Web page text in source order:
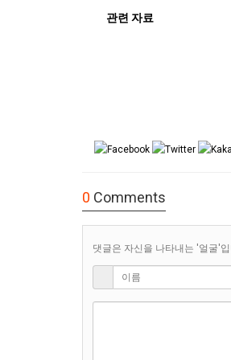
관련 자료
0 Comments
댓글은 자신을 나타내는 '얼굴'